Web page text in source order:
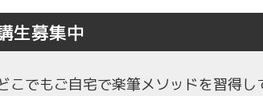
生募集中
こでもご自宅で楽筆メソッドを習得し